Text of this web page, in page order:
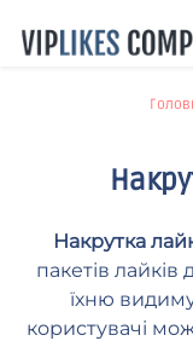
Накрутка
пакетів
їхню видиму
користувачі